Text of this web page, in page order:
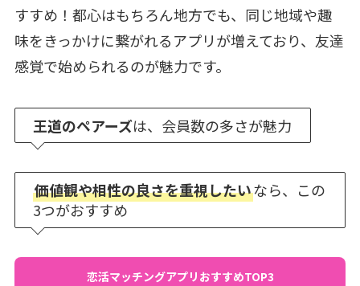
すすめ！都心はもちろん地方でも、同じ地域や趣
味をきっかけに繋がれるアプリが増えており、友達
感覚で始められるのが魅力です。
王道のペアーズは、会員数の多さが魅力
価値観や相性の良さを重視したいなら、この
3つがおすすめ
恋活マッチングアプリおすすめTOP3